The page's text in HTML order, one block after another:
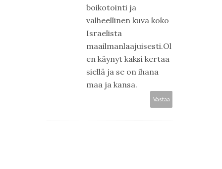
boikotointi ja
valheellinen kuva koko
Israelista
maailmanlaajuisesti.Ol
en käynyt kaksi kertaa
siellä ja se on ihana
maa ja kansa.
Vastaa